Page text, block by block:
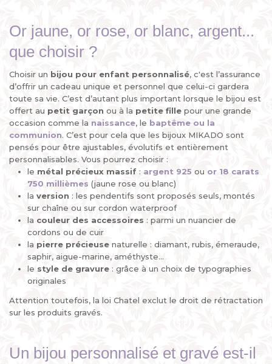
Or jaune, or rose, or blanc, argent...
que choisir ?
Choisir un bijou pour enfant personnalisé, c'est l’assurance
d’offrir un cadeau unique et personnel que celui-ci gardera
toute sa vie. C’est d’autant plus important lorsque le bijou est
offert au petit garçon ou à la petite fille pour une grande
occasion comme la naissance, le baptême ou la
communion. C’est pour cela que les bijoux MIKADO sont
pensés pour être ajustables, évolutifs et entièrement
personnalisables. Vous pourrez choisir :
le métal précieux massif : argent 925 ou or 18 carats
750 millièmes (jaune rose ou blanc)
la version : les pendentifs sont proposés seuls, montés
sur chaîne ou sur cordon waterproof
la couleur des accessoires : parmi un nuancier de
cordons ou de cuir
la pierre précieuse naturelle : diamant, rubis, émeraude,
saphir, aigue-marine, améthyste...
le style de gravure : grâce à un choix de typographies
originales
Attention toutefois, la loi Chatel exclut le droit de rétractation
sur les produits gravés.
Un bijou personnalisé et gravé est-il